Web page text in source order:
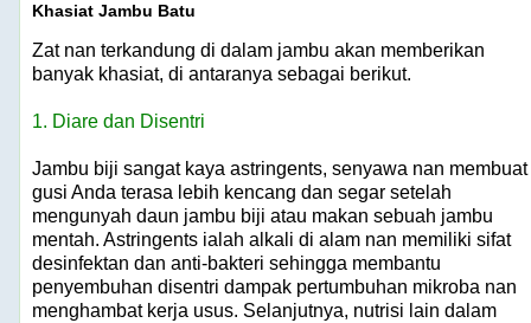
Khasiat Jambu Batu
Zat nan terkandung di dalam jambu akan memberikan
banyak khasiat, di antaranya sebagai berikut.
1. Diare dan Disentri
Jambu biji sangat kaya astringents, senyawa nan membuat
gusi Anda terasa lebih kencang dan segar setelah
mengunyah daun jambu biji atau makan sebuah jambu
mentah. Astringents ialah alkali di alam nan memiliki sifat
desinfektan dan anti-bakteri sehingga membantu
penyembuhan disentri dampak pertumbuhan mikroba nan
menghambat kerja usus. Selanjutnya, nutrisi lain dalam